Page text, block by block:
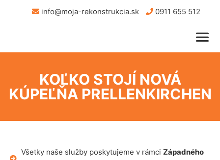
info@moja-rekonstrukcia.sk 0911 655 512
KOĽKO STOJÍ NOVÁ
KÚPEĽŇA PRELLENKIRCHEN
Všetky naše služby poskytujeme v rámci Západného